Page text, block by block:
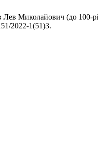
Миколайович (до 100-
2022-1(51)3.